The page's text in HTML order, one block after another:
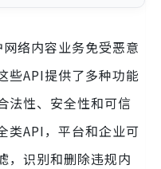
络内容业务免受恶意
些API提供了多种功能
法性、安全性和可信
类API，平台和企业可
，识别和删除违规内